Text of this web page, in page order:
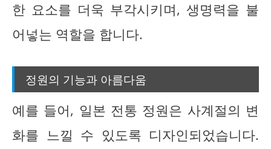
한 요소를 더욱 부각시키며, 생명력을 불
어넣는 역할을 합니다.
정원의 기능과 아름다움
예를 들어, 일본 전통 정원은 사계절의 변
화를 느낄 수 있도록 디자인되었습니다.